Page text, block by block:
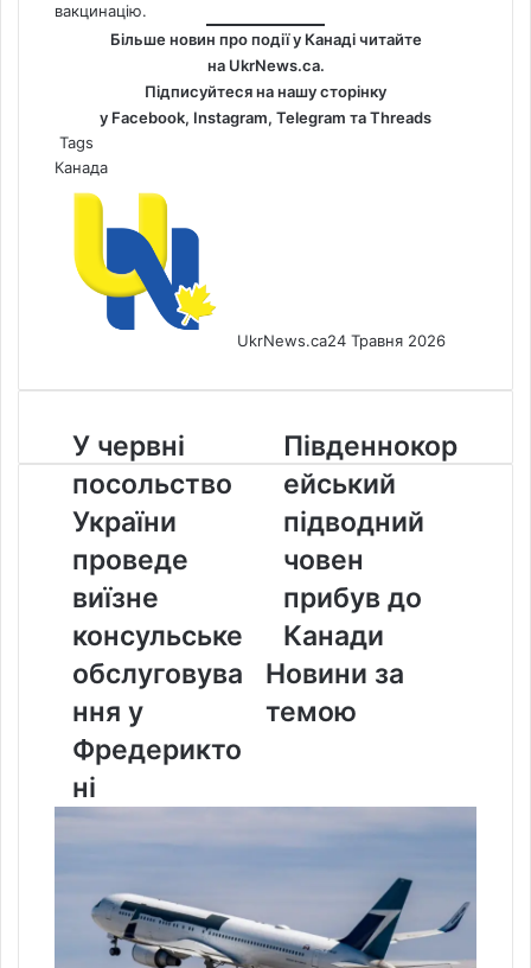
вакцинацію.
Більше новин про події у Канаді читайте
на UkrNews.ca.
Підписуйтеся на нашу сторінку
у Facebook, Instagram, Telegram таThreads
Tags
Канада
UkrNews.ca24 Травня 2026
У
червні
посольство
України
проведе
виїзне
консульське
обслуговування
у
Фредериктоні
У червні
посольство
України
проведе
виїзне
консульське
обслуговува
ння у
Фредерикто
ні
Південнокорейський
підводний
човен
прибув
до
Канади
Південнокор
ейський
підводний
човен
прибув до
Канади
Новини за
темою